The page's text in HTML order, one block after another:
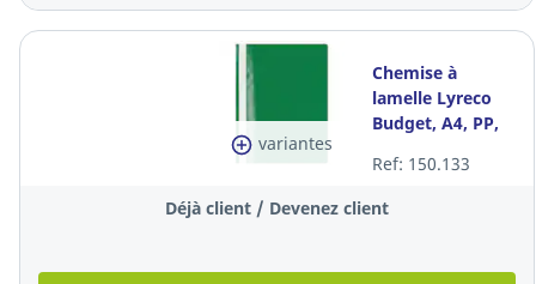
variantes
Chemise à
lamelle Lyreco
Budget, A4, PP,
Ref: 150.133
Déjà client / Devenez client